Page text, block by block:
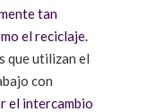
tan
el reciclaje.
que utilizan el
con
el intercambio